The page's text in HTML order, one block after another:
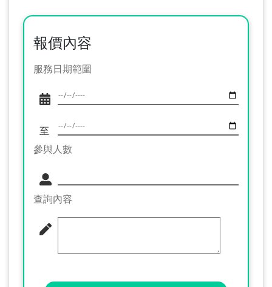
報價內容
服務日期範圍
至
參與人數
查詢內容